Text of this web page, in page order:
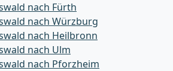
nach Fürth
nach Würzburg
nach Heilbronn
nach Ulm
nach Pforzheim